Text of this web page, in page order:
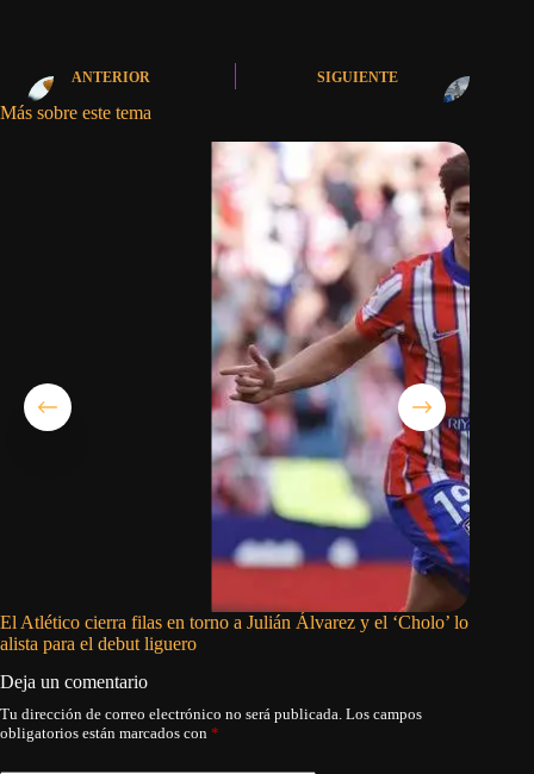
ANTERIOR SIGUIENTE
Más sobre este tema
El Atlético cierra filas en torno a Julián Álvarez y el ‘Cholo’ lo
alista para el debut liguero
Deja un comentario
Tu dirección de correo electrónico no será publicada. Los campos
obligatorios están marcados con *